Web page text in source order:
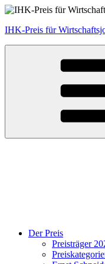
Zum
springen
IHK-Preis für
Der Preis
Preisträger